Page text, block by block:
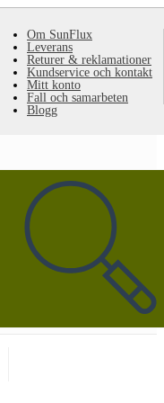
Om SunFlux
Leverans
Returer & reklamationer
Kundservice och kontakt
Mitt konto
Fall och samarbeten
Blogg